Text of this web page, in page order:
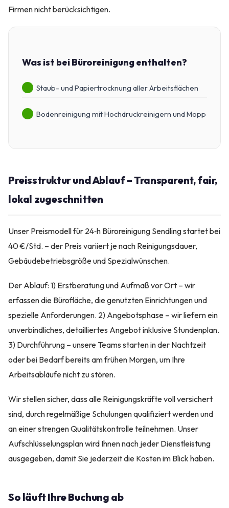
Firmen nicht berücksichtigen.
Was ist bei Büroreinigung enthalten?
Staub- und Papiertrocknung aller Arbeitsflächen
Bodenreinigung mit Hochdruckreinigern und Mopp
Preisstruktur und Ablauf – Transparent, fair,
lokal zugeschnitten
Unser Preismodell für 24‑h Büroreinigung Sendling startet bei
40 €/Std. – der Preis variiert je nach Reinigungsdauer,
Gebäudebetriebsgröße und Spezialwünschen.
Der Ablauf: 1) Erstberatung und Aufmaß vor Ort – wir
erfassen die Bürofläche, die genutzten Einrichtungen und
spezielle Anforderungen. 2) Angebotsphase – wir liefern ein
unverbindliches, detailliertes Angebot inklusive Stundenplan.
3) Durchführung – unsere Teams starten in der Nachtzeit
oder bei Bedarf bereits am frühen Morgen, um Ihre
Arbeitsabläufe nicht zu stören.
Wir stellen sicher, dass alle Reinigungskräfte voll versichert
sind, durch regelmäßige Schulungen qualifiziert werden und
an einer strengen Qualitätskontrolle teilnehmen. Unser
Aufschlüsselungsplan wird Ihnen nach jeder Dienstleistung
ausgegeben, damit Sie jederzeit die Kosten im Blick haben.
So läuft Ihre Buchung ab